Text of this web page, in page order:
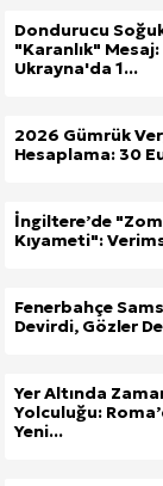
Dondurucu
"Karanlık" Mesaj:
Ukrayna'da 1...
2026 Gümrük
Hesaplama: 30
İngiltere’de
Kıyameti":
Fenerbahçe
Devirdi, Gözler
Yer Altında
Yolculuğu:
Yeni...